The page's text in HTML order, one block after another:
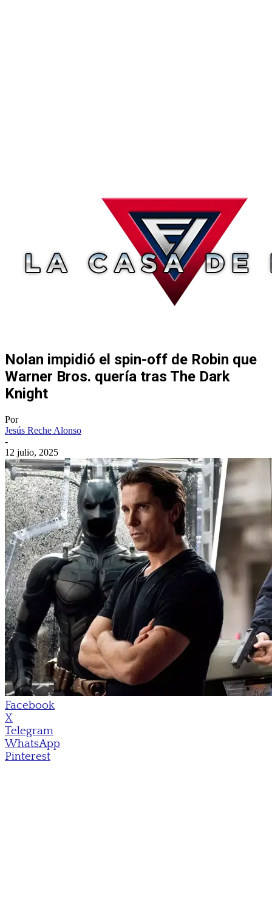
Nolan impidió el spin-off de Robin que
Warner Bros. quería tras The Dark
Knight
Por
Jesús Reche Alonso
-
12 julio, 2025
Facebook
X
Telegram
WhatsApp
Pinterest